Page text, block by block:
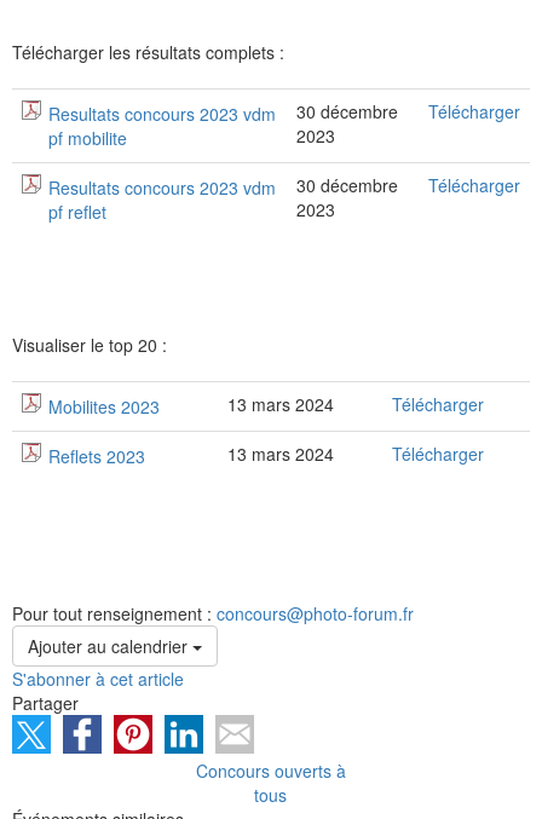
Télécharger les résultats complets :
Resultats concours 2023 vdm
pf mobilite
30 décembre
2023
Télécharger
Resultats concours 2023 vdm
pf reflet
30 décembre
2023
Télécharger
Visualiser le top 20 :
Mobilites 2023 13 mars 2024 Télécharger
Reflets 2023 13 mars 2024 Télécharger
Pour tout renseignement : concours@photo-forum.fr
Ajouter au calendrier
S'abonner à cet article
Partager
Concours ouverts à
tous